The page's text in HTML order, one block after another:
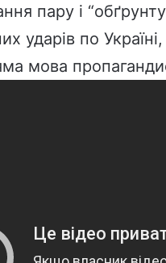
пару і
ударів по
мова